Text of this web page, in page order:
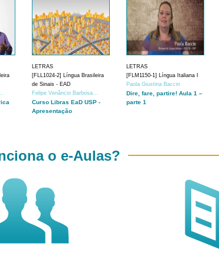
LETRAS
[FLL1024-2] Língua Brasileira
de Sinais - EAD
Felipe Venâncio Barbosa...
Curso Libras EaD USP -
Apresentação
LETRAS
[FLM1150-1] Língua Italiana I
Paola Giustina Baccin
Dire, fare, partire! Aula 1 –
parte 1
o e-Aulas?